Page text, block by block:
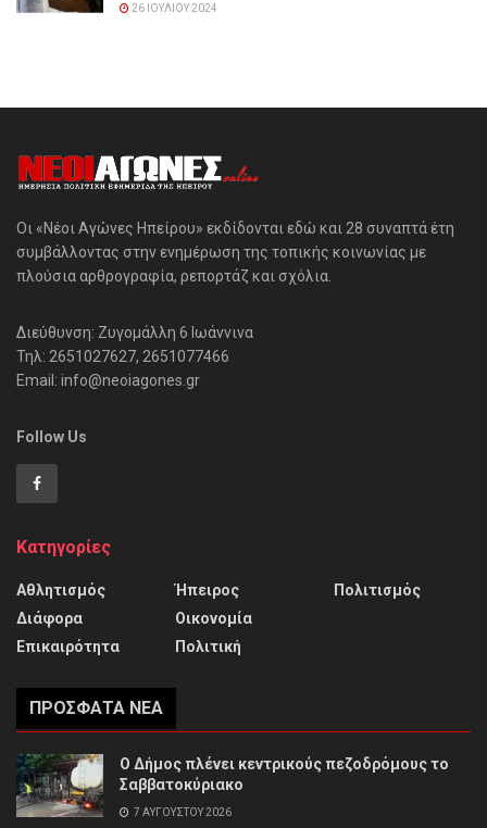
26 ΙΟΥΛΊΟΥ 2024
Οι «Νέοι Αγώνες Ηπείρου» εκδίδονται εδώ και 28 συναπτά έτη
συμβάλλοντας στην ενημέρωση της τοπικής κοινωνίας με
πλούσια αρθρογραφία, ρεπορτάζ και σχόλια.
Διεύθυνση: Ζυγομάλλη 6 Ιωάννινα
Τηλ: 2651027627, 2651077466
Email: info@neoiagones.gr
Follow Us
Κατηγορίες
Αθλητισμός
Διάφορα
Επικαιρότητα
Ήπειρος
Οικονομία
Πολιτική
Πολιτισμός
ΠΡΌΣΦΑΤΑ ΝΈΑ
Ο Δήμος πλένει κεντρικούς πεζοδρόμους το
Σαββατοκύριακο
7 ΑΥΓΟΎΣΤΟΥ 2026